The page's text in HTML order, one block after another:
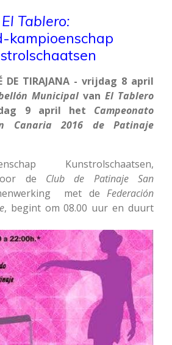
El Tablero:
kampioenschap
DE TIRAJANA - vrijdag 8 april
Municipal van El Tablero
9 april het Campeonato
Canaria 2016 de Patinaje
Kunstrolschaatsen,
de Club de Patinaje San
met de Federación
, begint om 08.00 uur en duurt